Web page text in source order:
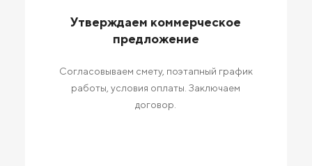
Утверждаем коммерческое
предложение
Согласовываем смету, поэтапный график
работы, условия оплаты. Заключаем
договор.